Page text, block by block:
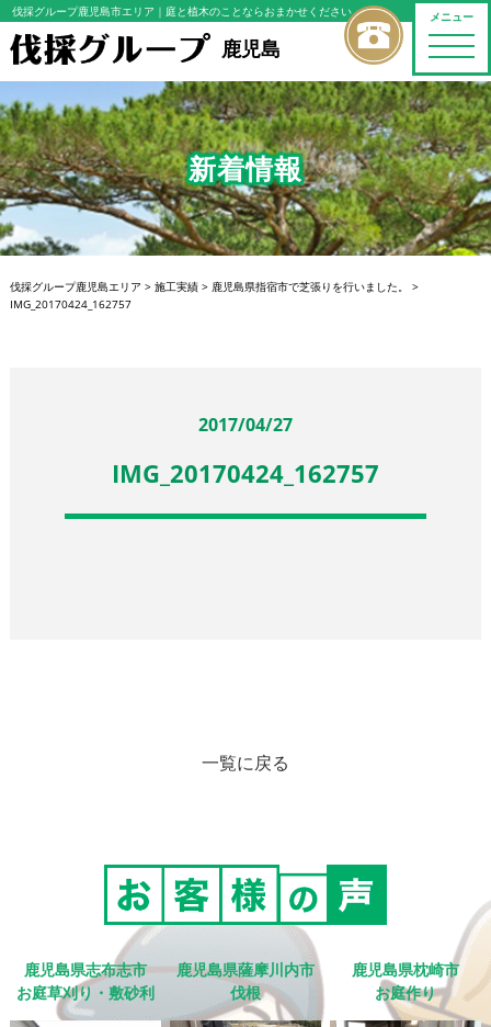
メニュー
toggle
伐採グループ鹿児島市エリア ｜庭と植木のことならおまかせください
鹿児島
新着情報
伐採グループ鹿児島エリア > 施工実績> 鹿児島県指宿市で芝張りを行いました。
>
IMG_20170424_162757
2017/04/27
IMG_20170424_162757
一覧に戻る
鹿児島県志布志市
お庭草刈り・敷砂利
鹿児島県薩摩川内市
伐根
鹿児島県枕崎市
お庭作り